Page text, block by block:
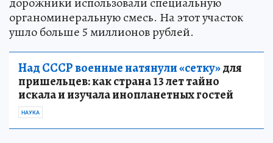
органоминеральную смесь. На этот участок
ушло больше 5 миллионов рублей.
Над СССР военные натянули «сетку»для
пришельцев: как страна 13 лет тайно
искала и изучала инопланетных гостей
НАУКА